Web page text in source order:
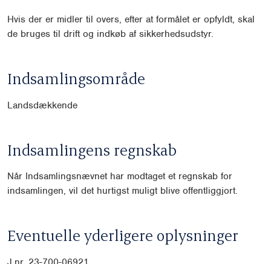
Hvis der er midler til overs, efter at formålet er opfyldt, skal
de bruges til drift og indkøb af sikkerhedsudstyr.
Indsamlingsområde
Landsdækkende
Indsamlingens regnskab
Når Indsamlingsnævnet har modtaget et regnskab for
indsamlingen, vil det hurtigst muligt blive offentliggjort.
Eventuelle yderligere oplysninger